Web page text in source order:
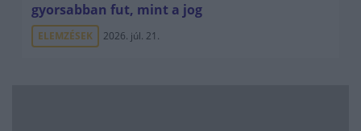
gyorsabban fut, mint a jog
ELEMZÉSEK 2026. júl. 21.